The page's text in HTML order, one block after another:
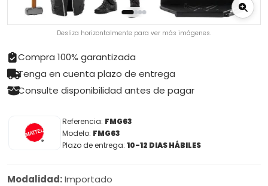
Desliza horizontalmente para ver más imágenes.
Compra 100% garantizada
Tenga en cuenta plazo de entrega
Consulte disponibilidad antes de pagar
Referencia: FMG63
Modelo: FMG63
Plazo de entrega: 10-12 DIAS HÁBILES
Modalidad:Importado